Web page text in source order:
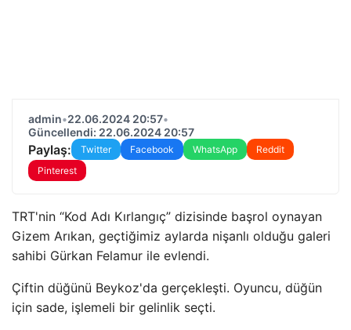
admin•22.06.2024 20:57•
Güncellendi: 22.06.2024 20:57
Paylaş: Twitter Facebook WhatsApp
Reddit
Pinterest
TRT'nin “Kod Adı Kırlangıç” dizisinde başrol oynayan
Gizem Arıkan, geçtiğimiz aylarda nişanlı olduğu galeri
sahibi Gürkan Felamur ile evlendi.
Çiftin düğünü Beykoz'da gerçekleşti. Oyuncu, düğün
için sade, işlemeli bir gelinlik seçti.